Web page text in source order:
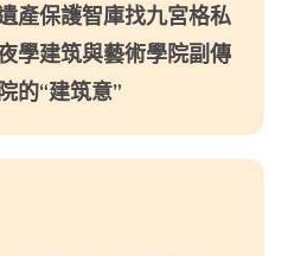
產保護智庫找九宮格私
學建筑與藝術學院副傳
的“建筑意”